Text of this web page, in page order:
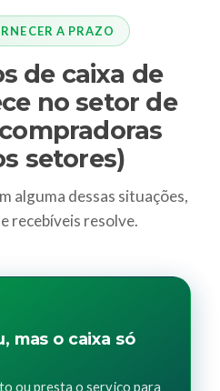
A PRAZO
de caixa de
no setor de
setores)
alguma dessas situações,
recebíveis resolve.
mas o caixa só
ou presta o serviço para